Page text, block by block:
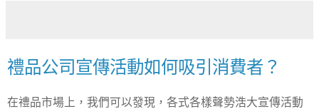
禮品公司宣傳活動如何吸引消費者？
在禮品市場上，我們可以發現，各式各樣聲勢浩大宣傳活動